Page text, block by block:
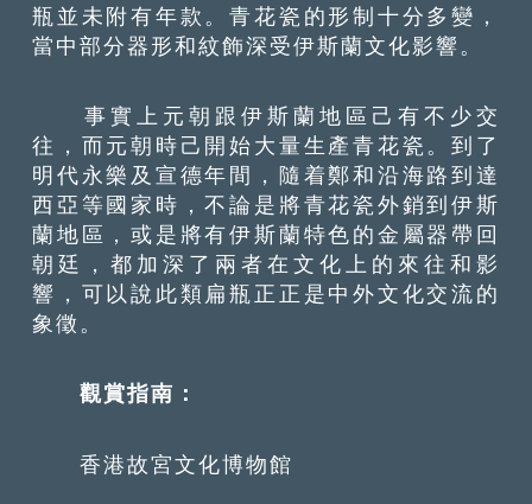
瓶並未附有年款。青花瓷的形制十分多變，
當中部分器形和紋飾深受伊斯蘭文化影響。
事實上元朝跟伊斯蘭地區己有不少交
往，而元朝時己開始大量生產青花瓷。到了
明代永樂及宣德年間，隨着鄭和沿海路到達
西亞等國家時，不論是將青花瓷外銷到伊斯
蘭地區，或是將有伊斯蘭特色的金屬器帶回
朝廷，都加深了兩者在文化上的來往和影
響，可以說此類扁瓶正正是中外文化交流的
象徵。
觀賞指南：
香港故宮文化博物館